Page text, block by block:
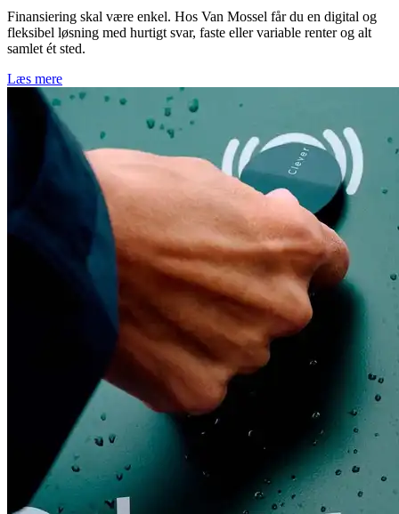
Finansiering skal være enkel. Hos Van Mossel får du en digital og
fleksibel løsning med hurtigt svar, faste eller variable renter og alt
samlet ét sted.
Læs mere